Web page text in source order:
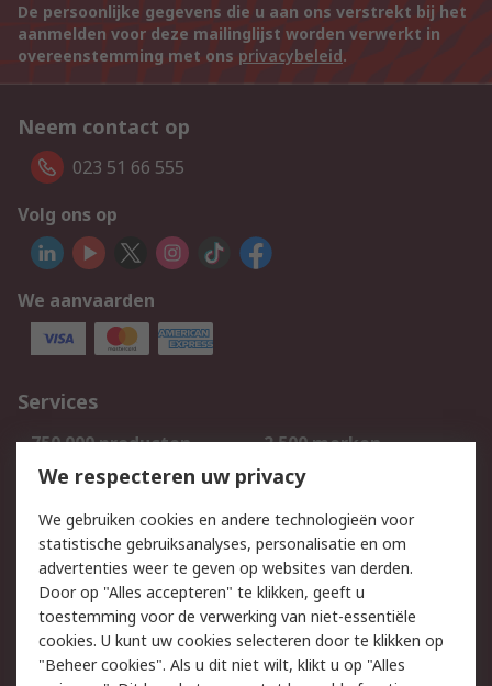
De persoonlijke gegevens die u aan ons verstrekt bij het
aanmelden voor deze mailinglijst worden verwerkt in
overeenstemming met ons privacybeleid.
Neem contact op
023 51 66 555
Volg ons op
We aanvaarden
Services
750.000 producten
2.500 merken
Bestellen
Inkoopoplossingen
Track & Trace
Wettelijk
Cookiebeleid
Email veiligheid
Privacybeleid
Websitevoorwaarden
We respecteren uw privacy
We gebruiken cookies en andere technologieën voor
statistische gebruiksanalyses, personalisatie en om
advertenties weer te geven op websites van derden.
Door op "Alles accepteren" te klikken, geeft u
toestemming voor de verwerking van niet-essentiële
cookies. U kunt uw cookies selecteren door te klikken op
"Beheer cookies". Als u dit niet wilt, klikt u op "Alles